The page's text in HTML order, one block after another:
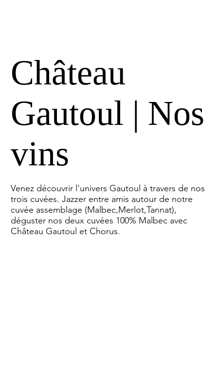
Château
Gautoul | Nos
vins
Venez découvrir l'univers Gautoul à travers de nos
trois cuvées. Jazzer entre amis autour de notre
cuvée assemblage (Malbec,Merlot,Tannat),
déguster nos deux cuvées 100% Malbec avec
Château Gautoul et Chorus.